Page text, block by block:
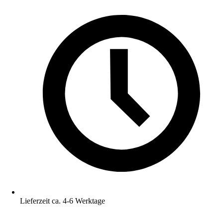
Lieferzeit ca. 4-6 Werktage